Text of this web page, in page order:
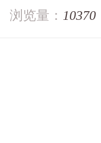
浏览量： 10370